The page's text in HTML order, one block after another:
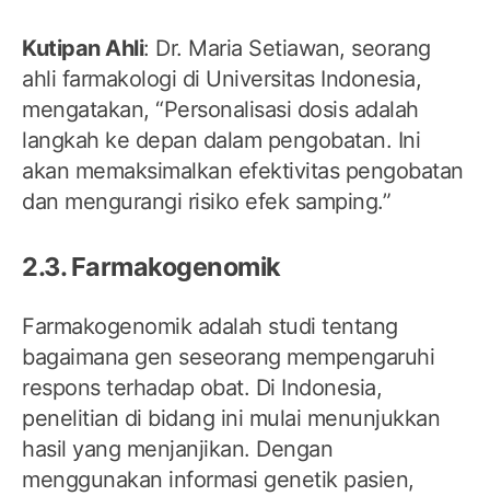
Kutipan Ahli: Dr. Maria Setiawan, seorang
ahli farmakologi di Universitas Indonesia,
mengatakan, “Personalisasi dosis adalah
langkah ke depan dalam pengobatan. Ini
akan memaksimalkan efektivitas pengobatan
dan mengurangi risiko efek samping.”
2.3. Farmakogenomik
Farmakogenomik adalah studi tentang
bagaimana gen seseorang mempengaruhi
respons terhadap obat. Di Indonesia,
penelitian di bidang ini mulai menunjukkan
hasil yang menjanjikan. Dengan
menggunakan informasi genetik pasien,